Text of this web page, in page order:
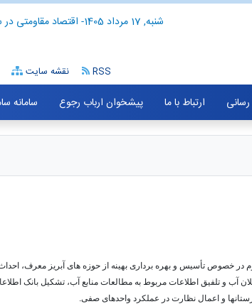
- اقتصاد مقاومتی شنبه, 17 مرداد 1405
نقشه سایت RSS
ارتباط با ما پیشخوان ارباب رجوع سامانه
در خصوص تأسیس و بهره برداری بهینه از حوزه های آبریز معرف،
و تلفیق اطلاعات مربوط به مطالعات منابع آب، تشکیل بانک
و اعمال نظارت در عملکرد واحدهای صفی.